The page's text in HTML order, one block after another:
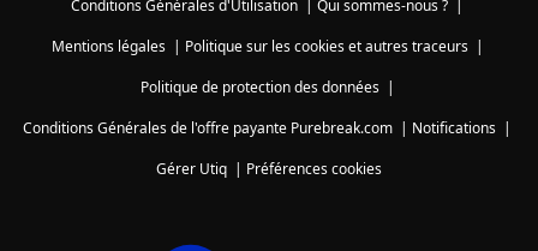
Conditions Générales d'Utilisation | Qui sommes-nous ? |
Mentions légales| Politique sur les cookies et autres traceurs|
Politique de protection des données|
Conditions Générales de l'offre payante Purebreak.com | Notifications |
Gérer Utiq | Préférences cookies